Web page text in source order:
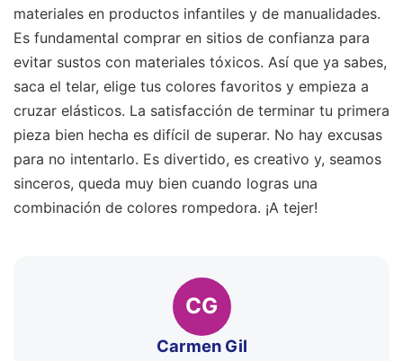
materiales en productos infantiles y de manualidades.
Es fundamental comprar en sitios de confianza para
evitar sustos con materiales tóxicos. Así que ya sabes,
saca el telar, elige tus colores favoritos y empieza a
cruzar elásticos. La satisfacción de terminar tu primera
pieza bien hecha es difícil de superar. No hay excusas
para no intentarlo. Es divertido, es creativo y, seamos
sinceros, queda muy bien cuando logras una
combinación de colores rompedora. ¡A tejer!
CG
Carmen Gil